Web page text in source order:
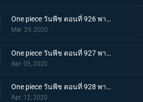
One piece วันพีช ตอนที่ 926 พากย์ไทย เข้าตาจน โอโรจิโอนิวาบังที่แสนอันตราย
Mar. 29, 2020
One piece วันพีช ตอนที่ 927 พากย์ไทย ขุมนรก! พญาอสรพิษผู้น่าสะพรึง โชกุนโอโรจิ
Apr. 05, 2020
One piece วันพีช ตอนที่ 928 พากย์ไทย ดอกไม้ที่ปลิดปลิว! วาระสุดท้ายของหญิงงามแห่งวาโนะ
Apr. 12, 2020